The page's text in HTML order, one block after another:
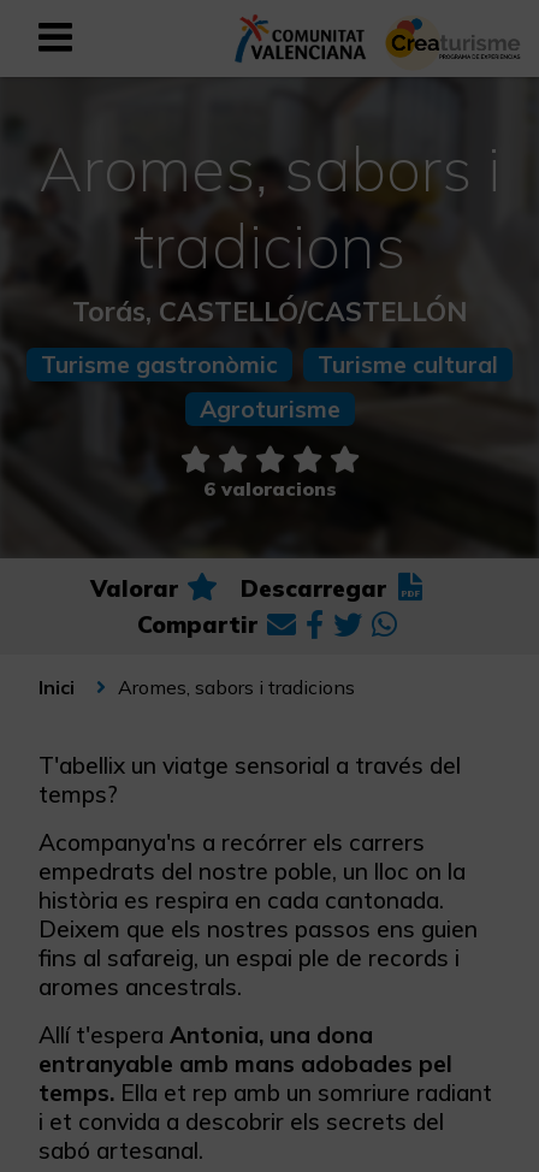
Valencià
Mediterrani Cultural
Mediterrani Rural i Natural
Experiències a la tardor
Aromes, sabors i
tradicions
Torás, CASTELLÓ/CASTELLÓN
Turisme gastronòmic
Turisme cultural
Agroturisme
6 valoracions
Valorar
Descarregar
Compartir
Inici Aromes, sabors i tradicions
T'abellix un viatge sensorial a través del
temps?
Acompanya'ns a recórrer els carrers
empedrats del nostre poble, un lloc on la
història es respira en cada cantonada.
Deixem que els nostres passos ens guien
fins al safareig, un espai ple de records i
aromes ancestrals.
Allí t'espera Antonia, una dona
entranyable amb mans adobades pel
temps. Ella et rep amb un somriure radiant
i et convida a descobrir els secrets del
sabó artesanal.